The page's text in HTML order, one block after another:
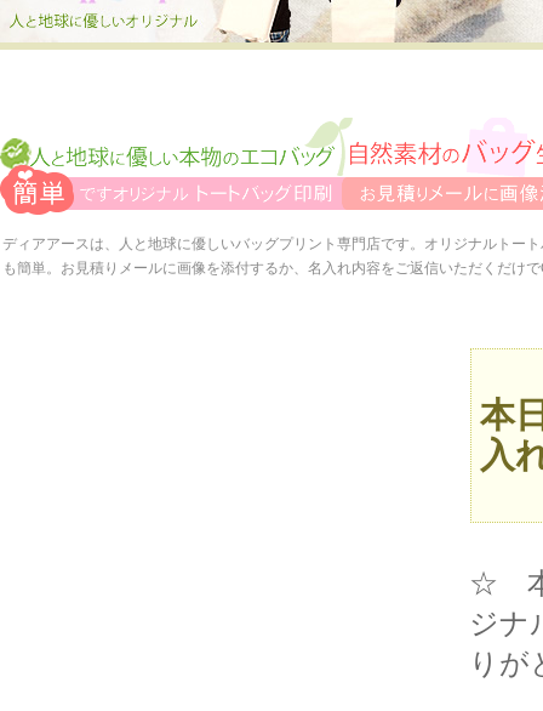
ディアアースは、人と地球に優しいバッグプリント専門店です。オリジナルトー
も簡単。お見積りメールに画像を添付するか、名入れ内容をご返信いただくだけ
本
入
☆ 本
ジナ
り